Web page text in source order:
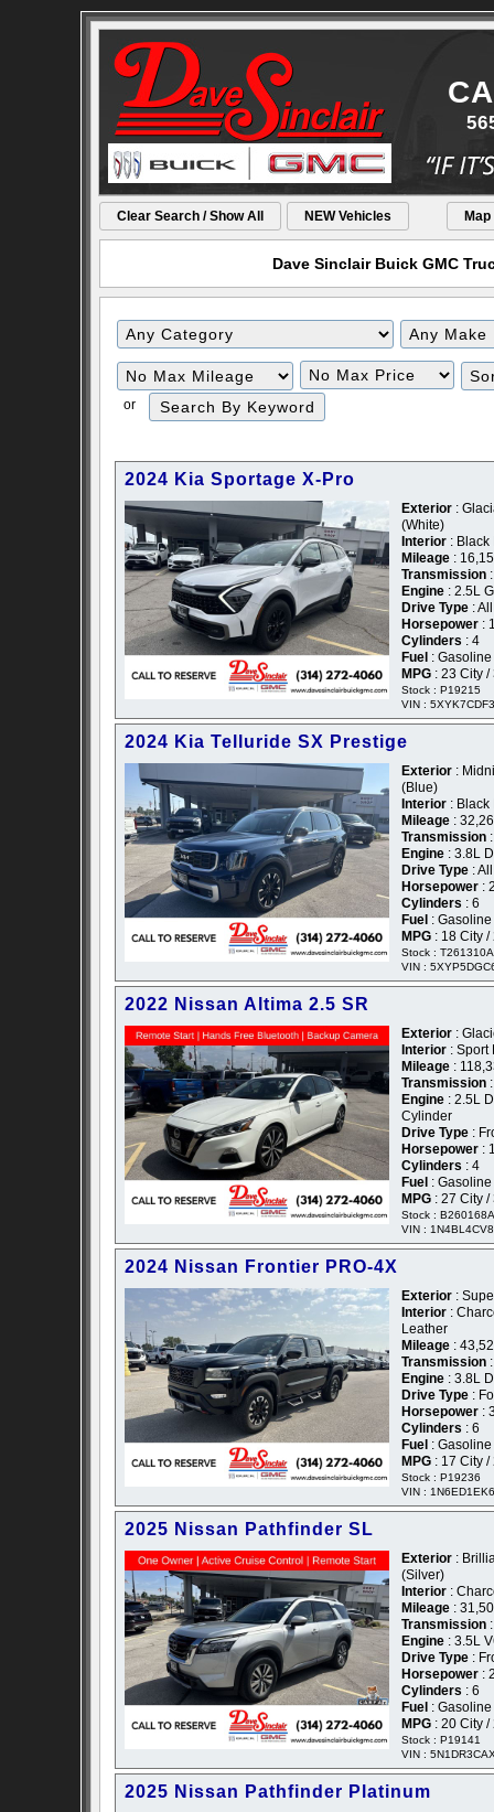
Clear Search / Show All NEW Vehicles Map
Dave Sinclair Buick GMC
Filter
Mileage
Filter
Price
or
2024 Kia Sportage X-Pro
Exterior :
(White)
Interior : Black
Mileage :
Transmission
Engine : 2.5L
Drive Type :
Horsepower :
Cylinders : 4
Fuel : Gasoline
MPG : 23 City /
Stock : P19215
VIN :
2024 Kia Telluride SX Prestige
Exterior :
(Blue)
Interior : Black
Mileage :
Transmission
Engine : 3.8L
Drive Type :
Horsepower :
Cylinders : 6
Fuel : Gasoline
MPG : 18 City /
Stock : T261310A
VIN :
2022 Nissan Altima 2.5 SR
Exterior :
Interior : Sport
Mileage :
Transmission
Engine : 2.5L
Cylinder
Drive Type :
Horsepower :
Cylinders : 4
Fuel : Gasoline
MPG : 27 City /
Stock : B260168A
VIN :
2024 Nissan Frontier PRO-4X
Exterior :
Interior :
Leather
Mileage :
Transmission
Engine : 3.8L
Drive Type :
Horsepower :
Cylinders : 6
Fuel : Gasoline
MPG : 17 City /
Stock : P19236
VIN :
2025 Nissan Pathfinder SL
Exterior :
(Silver)
Interior :
Mileage :
Transmission
Engine : 3.5L
Drive Type :
Horsepower :
Cylinders : 6
Fuel : Gasoline
MPG : 20 City /
Stock : P19141
VIN :
2025 Nissan Pathfinder Platinum